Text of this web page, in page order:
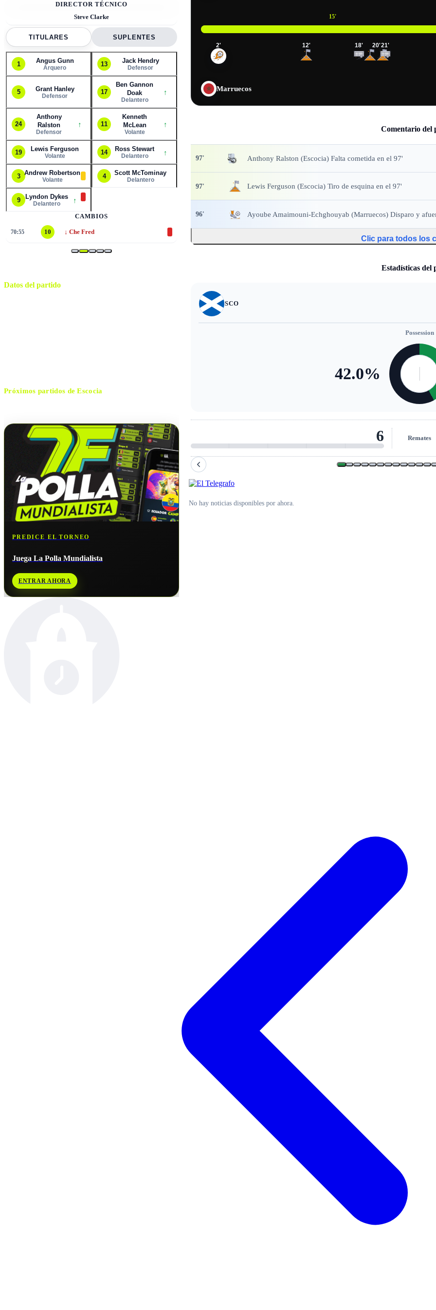
DIRECTOR TÉCNICO
Steve Clarke
TITULARES SUPLENTES
1 Angus Gunn
Arquero
13 Jack Hendry
Defensor
5 Grant Hanley
Defensor
17
Ben Gannon
Doak
Delantero
↑
24
Anthony
Ralston
Defensor
↑ 11
Kenneth
McLean
Volante
↑
19 Lewis Ferguson
Volante
14 Ross Stewart
Delantero ↑
3 Andrew Robertson
Volante
4 Scott McTominay
Delantero
9 Lyndon Dykes
Delantero ↑
CAMBIOS
70:55 10 ↓ Che Fred
Datos del partido
Próximos partidos deEscocia
PREDICE EL TORNEO
Juega La Polla Mundialista
ENTRAR AHORA
15'
2' 12' 18' 20'21'
Marruecos
Comentario del
97' Anthony Ralston (Escocia) Falta cometida en el 97'
97' Lewis Ferguson (Escocia) Tiro de esquina en el 97'
96' Ayoube Amaimouni-Echghouyab (Marruecos) Disparo y
Clic para todos los
Estadísticas del
SCO
Possession
42.0%
6 Remates
No hay noticias disponibles por ahora.